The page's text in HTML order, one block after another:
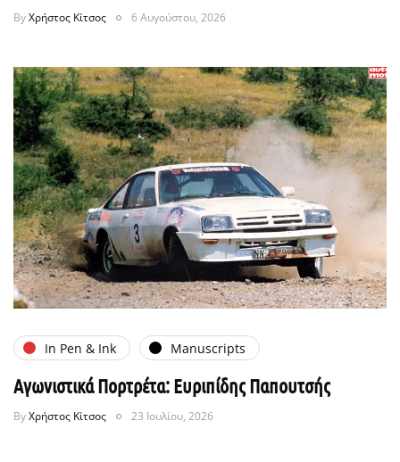
ByΧρήστος Κίτσος 6 Αυγούστου, 2026
In Pen & Ink Manuscripts
Αγωνιστικά Πορτρέτα: Ευριπίδης Παπουτσής
ByΧρήστος Κίτσος 23 Ιουλίου, 2026